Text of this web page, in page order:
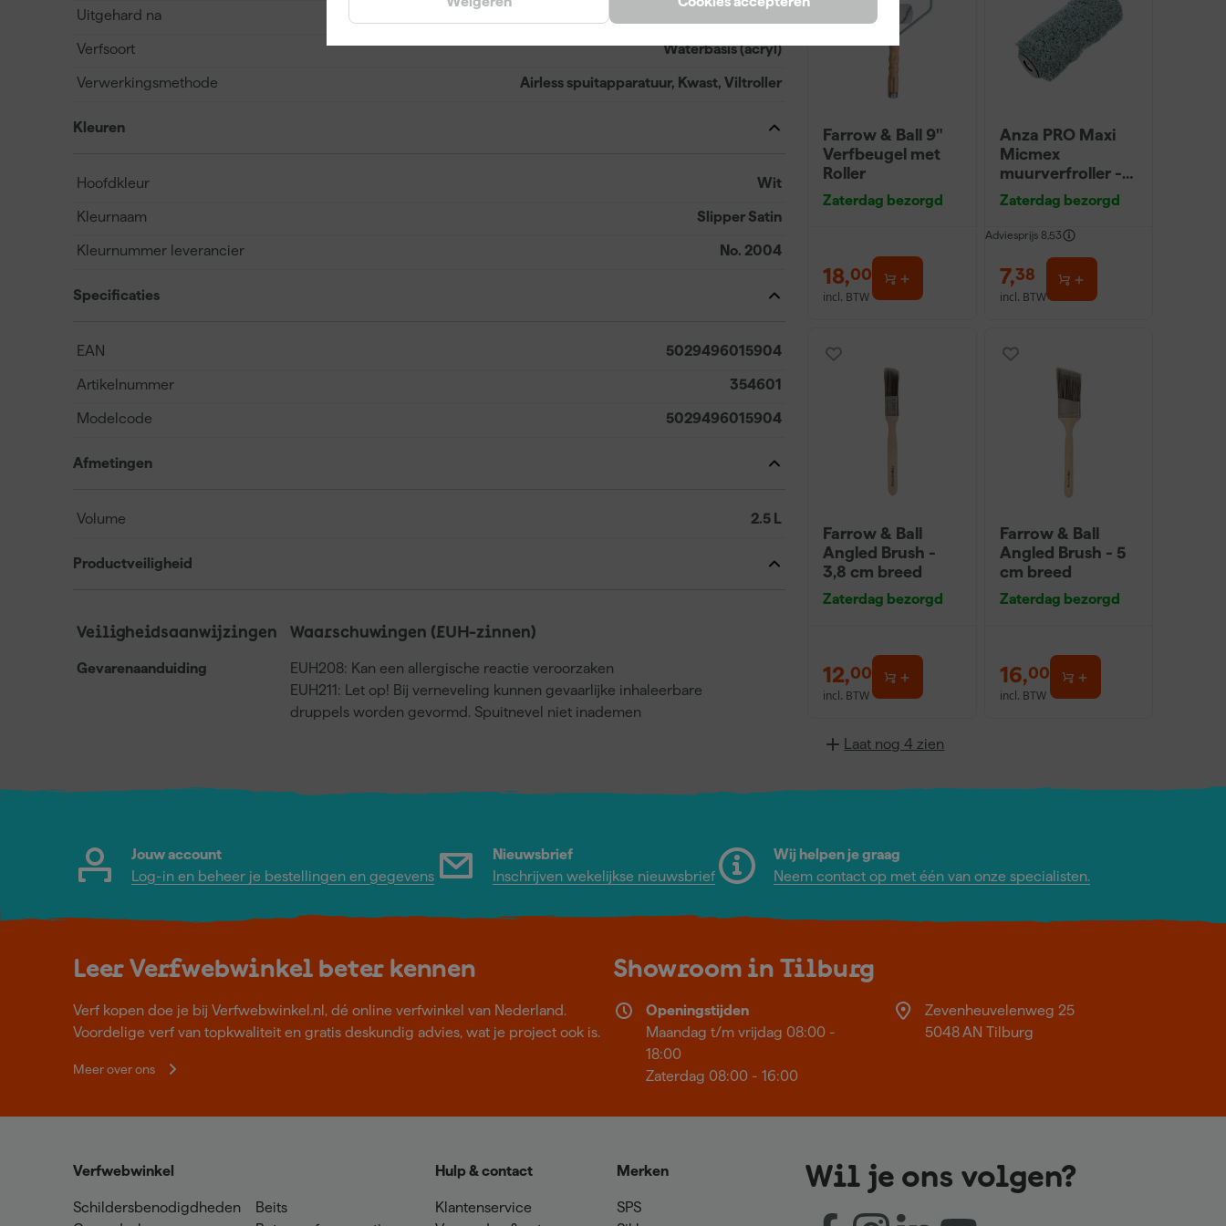
Uitgehard na
Verfsoort Waterbasis (acryl)
Verwerkingsmethode Airless spuitapparatuur, Kwast, Viltroller
Kleuren
Hoofdkleur Wit
Kleurnaam Slipper Satin
Kleurnummer leverancier No. 2004
Specificaties
EAN 5029496015904
Artikelnummer 354601
Modelcode 5029496015904
Afmetingen
Volume 2.5 L
Productveiligheid
Veiligheidsaanwijzingen
Gevarenaanduiding
Waarschuwingen (EUH-zinnen)
EUH208: Kan een allergische reactie veroorzaken
EUH211: Let op! Bij verneveling kunnen gevaarlijke inhaleerbare
druppels worden gevormd. Spuitnevel niet inademen
Farrow & Ball 9"
Verfbeugel met
Roller
Zaterdag bezorgd
18,00
incl. BTW
Anza PRO Maxi
Micmex
muurverfroller -
18cm
Zaterdag bezorgd
Adviesprijs 8,53
7,38
incl. BTW
Farrow & Ball
Angled Brush -
3,8 cm breed
Zaterdag bezorgd
12,00
incl. BTW
Farrow & Ball
Angled Brush - 5
cm breed
Zaterdag bezorgd
16,00
incl. BTW
Laat nog 4 zien
Jouw account
Log-in en beheer je bestellingen en gegevens
Nieuwsbrief
Inschrijven wekelijkse nieuwsbrief
Wij helpen je graag
Neem contact op met één van onze specialisten.
Leer Verfwebwinkel beter kennen
Verf kopen doe je bij Verfwebwinkel.nl, dé online verfwinkel van Nederland.
Voordelige verf van topkwaliteit en gratis deskundig advies, wat je project ook is.
Meer over ons
Showroom in Tilburg
Openingstijden
Maandag t/m vrijdag 08:00 -
18:00
Zaterdag 08:00 - 16:00
Zevenheuvelenweg 25
5048 AN Tilburg
Verfwebwinkel
Schildersbenodigdheden
Beits
Hulp & contact
Klantenservice
Merken
SPS
Wil je ons volgen?